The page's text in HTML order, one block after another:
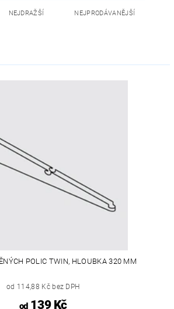
NEJDRAŽŠÍ NEJPRODÁVANĚJŠÍ
POLIC TWIN, HLOUBKA 320 MM
od 114,88 Kč bez DPH
od139 Kč